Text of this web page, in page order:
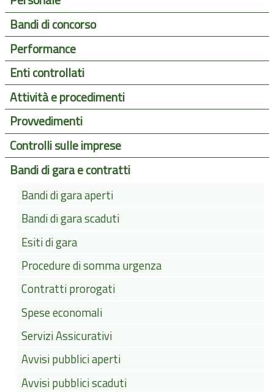
Bandi di concorso
Performance
Enti controllati
Attività e procedimenti
Provvedimenti
Controlli sulle imprese
Bandi di gara e contratti
Bandi di gara aperti
Bandi di gara scaduti
Esiti di gara
Procedure di somma urgenza
Contratti prorogati
Spese economali
Servizi Assicurativi
Avvisi pubblici aperti
Avvisi pubblici scaduti